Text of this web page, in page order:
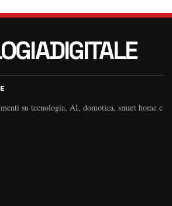
su tecnologia, AI, domotica, smart home e